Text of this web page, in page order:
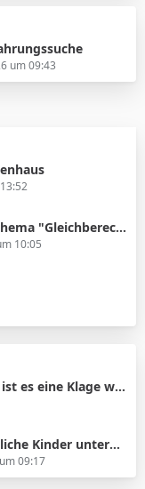
um 09:43
von Mann und Frau"
10:05
eine Klage wert?
bei der Partnersuche wahrnehmen.
09:17